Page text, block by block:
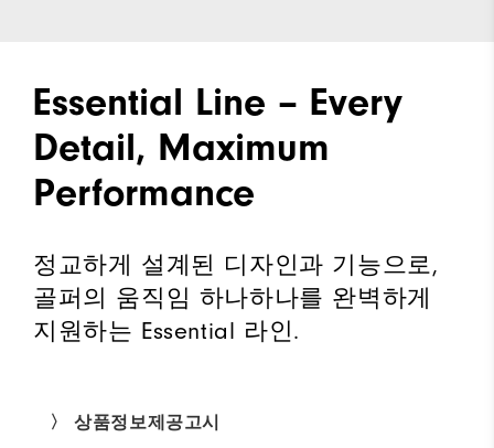
Essential Line – Every
Detail, Maximum
Performance
정교하게 설계된 디자인과 기능으로,
골퍼의 움직임 하나하나를 완벽하게
지원하는 Essential 라인.
〉 상품정보제공고시